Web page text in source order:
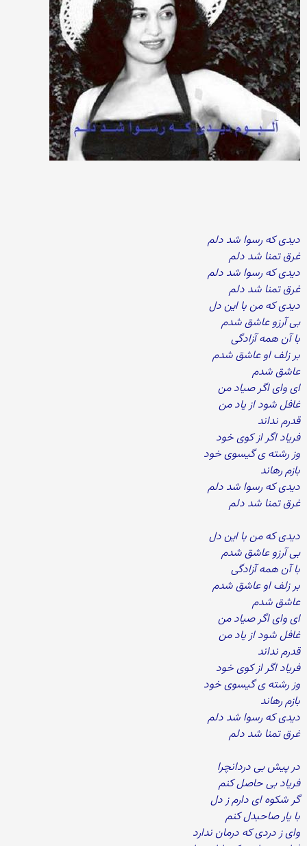
دیدی که رسوا شد دلم
غرق تمنا شد دلم
دیدی که رسوا شد دلم
غرق تمنا شد دلم
دیدی که من با این دل
بی آرزو عاشق شدم
با آن همه آزادگی
بر زلف او عاشق شدم
عاشق شدم
ای وای اگر صیاد من
غافل شود از یاد من
قدرم نداند
فریاد اگر از کوی خود
وز رشته ی گیسوی خود
بازم رهاند
دیدی که رسوا شد دلم
غرق تمنا شد دلم
دیدی که من با این دل
بی آرزو عاشق شدم
با آن همه آزادگی
بر زلف او عاشق شدم
عاشق شدم
ای وای اگر صیاد من
غافل شود از یاد من
قدرم نداند
فریاد اگر از کوی خود
وز رشته ی گیسوی خود
بازم رهاند
دیدی که رسوا شد دلم
غرق تمنا شد دلم
در پیش بی دردانچرا
فریاد بی حاصل کنم
گر شکوه ای دارم ز دل
با یار صاحبدل کنم
وای ز دردی که درمان ندارد